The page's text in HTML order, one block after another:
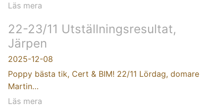
Läs mera
22-23/11 Utställningsresultat,
Järpen
2025-12-08
Poppy bästa tik, Cert & BIM! 22/11 Lördag, domare
Martin…
Läs mera